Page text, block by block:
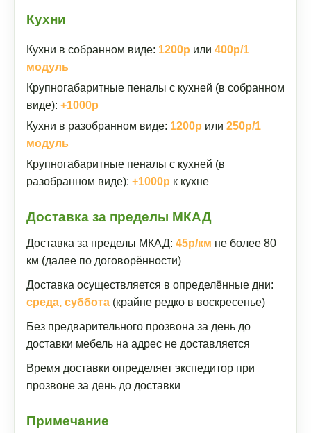
Кухни
Кухни в собранном виде: 1200р или 400р/1
модуль
Крупногабаритные пеналы с кухней (в собранном
виде): +1000р
Кухни в разобранном виде: 1200р или 250р/1
модуль
Крупногабаритные пеналы с кухней (в
разобранном виде): +1000р к кухне
Доставка за пределы МКАД
Доставка за пределы МКАД: 45р/км не более 80
км (далее по договорённости)
Доставка осуществляется в определённые дни:
среда, суббота (крайне редко в воскресенье)
Без предварительного прозвона за день до
доставки мебель на адрес не доставляется
Время доставки определяет экспедитор при
прозвоне за день до доставки
Примечание